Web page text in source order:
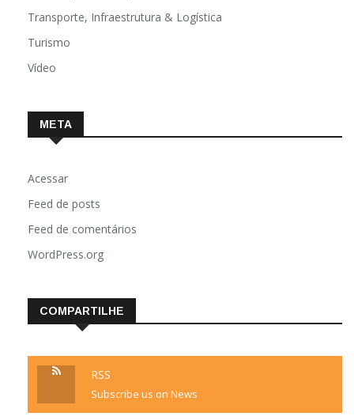
Transporte, Infraestrutura & Logística
Turismo
Vídeo
META
Acessar
Feed de posts
Feed de comentários
WordPress.org
COMPARTILHE
RSS
Subscribe us on News